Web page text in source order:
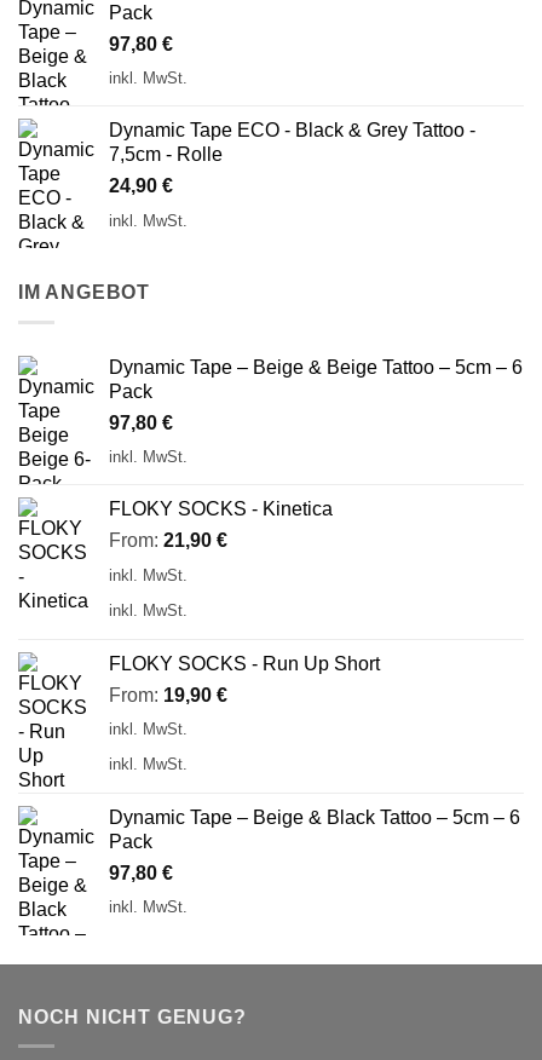
Pack
97,80 €
inkl. MwSt.
Dynamic Tape ECO - Black & Grey Tattoo -
7,5cm - Rolle
24,90 €
inkl. MwSt.
IM ANGEBOT
Dynamic Tape – Beige & Beige Tattoo – 5cm – 6
Pack
97,80 €
inkl. MwSt.
FLOKY SOCKS - Kinetica
From: 21,90 €
inkl. MwSt.
inkl. MwSt.
FLOKY SOCKS - Run Up Short
From: 19,90 €
inkl. MwSt.
inkl. MwSt.
Dynamic Tape – Beige & Black Tattoo – 5cm – 6
Pack
97,80 €
inkl. MwSt.
NOCH NICHT GENUG?